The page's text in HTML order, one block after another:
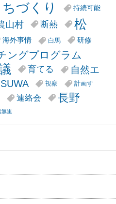
づくり 持続可能
山村 断熱
松
海外事情 白馬 研修
ングプログラム
育てる
自然エ
視察
計画す
連絡会 長野
無里